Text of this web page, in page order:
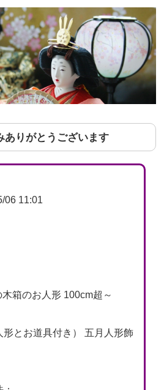
ありがとうございます
06 11:01
箱のお人形 100cm超～
とお道具付き） 五月人形飾